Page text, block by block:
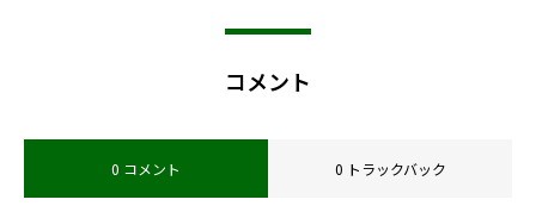
コメント
0 コメント 0 トラックバック